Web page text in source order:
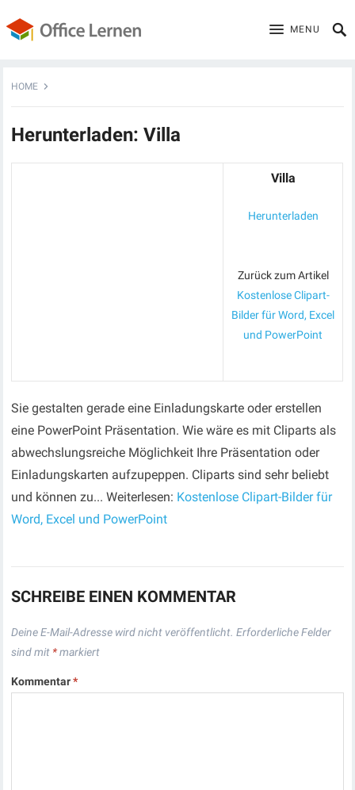
MENU
HOME
Herunterladen: Villa
Villa
Herunterladen
Zurück zum Artikel
Kostenlose Clipart-
Bilder für Word, Excel
und PowerPoint
Sie gestalten gerade eine Einladungskarte oder erstellen
eine PowerPoint Präsentation. Wie wäre es mit Cliparts als
abwechslungsreiche Möglichkeit Ihre Präsentation oder
Einladungskarten aufzupeppen. Cliparts sind sehr beliebt
und können zu... Weiterlesen: Kostenlose Clipart-Bilder für
Word, Excel und PowerPoint
SCHREIBE EINEN KOMMENTAR
Deine E-Mail-Adresse wird nicht veröffentlicht. Erforderliche Felder
sind mit *markiert
Kommentar*